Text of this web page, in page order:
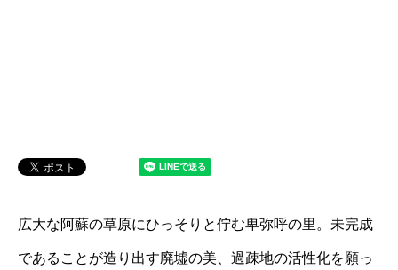
広大な阿蘇の草原にひっそりと佇む卑弥呼の里。未完成
であることが造り出す廃墟の美、過疎地の活性化を願っ